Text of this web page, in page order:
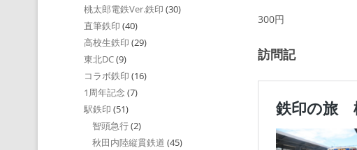
300円
訪問記
桃太郎電鉄Ver.鉄印 (30)
直筆鉄印 (40)
高校生鉄印 (29)
東北DC(9)
コラボ鉄印 (16)
1周年記念 (7)
駅鉄印 (51)
智頭急行(2)
秋田内陸縦貫鉄道 (45)